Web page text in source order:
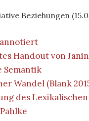
Beziehungen
annotiert
Handout von
Semantik
Wandel (Blank
des Lexikalischen